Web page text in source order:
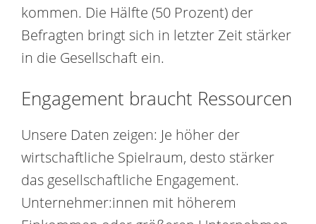
kommen. Die Hälfte (50 Prozent) der
Befragten bringt sich in letzter Zeit stärker
in die Gesellschaft ein.
Engagement braucht Ressourcen
Unsere Daten zeigen: Je höher der
wirtschaftliche Spielraum, desto stärker
das gesellschaftliche Engagement.
Unternehmer:innen mit höherem